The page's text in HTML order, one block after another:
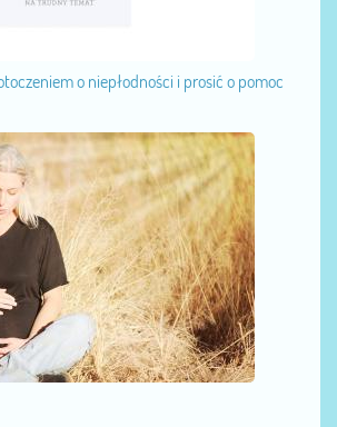
o niepłodności i prosić o pomoc